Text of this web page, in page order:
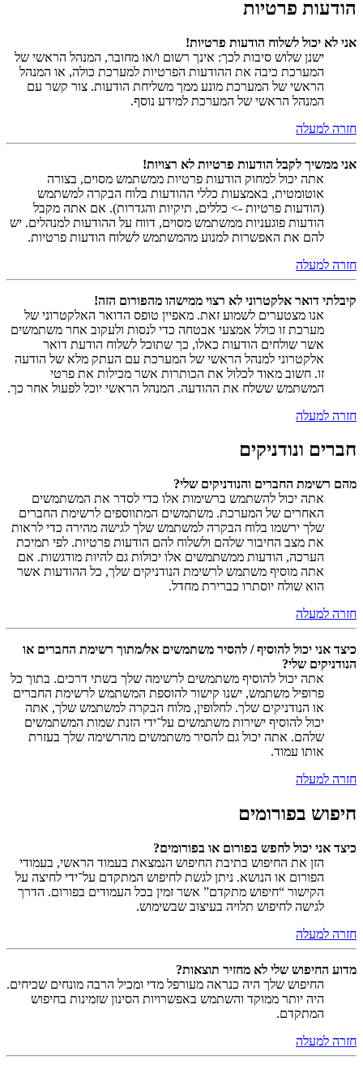
הודעות פרטיות
אני לא יכול לשלוח הודעות פרטיות!
ישנן שלוש סיבות לכך: אינך רשום ו/או מחובר, המנהל הראשי של
המערכת כיבה את ההודעות הפרטיות למערכת כולה, או המנהל
הראשי של המערכת מונע ממך משליחת הודעות. צור קשר עם
המנהל הראשי של המערכת למידע נוסף.
חזרה למעלה
אני ממשיך לקבל הודעות פרטיות לא רצויות!
אתה יכול למחוק הודעות פרטיות ממשתמש מסוים, בצורה
אוטומטית, באמצעות כללי ההודעות בלוח הבקרה למשתמש
(הודעות פרטיות -> כללים, תיקיות והגדרות). אם אתה מקבל
הודעות פוגעניות ממשתמש מסוים, דווח על ההודעות למנהלים. יש
להם את האפשרות למנוע מהמשתמש לשלוח הודעות פרטיות.
חזרה למעלה
קיבלתי דואר אלקטרוני לא רצוי ממישהו מהפורום הזה!
אנו מצטערים לשמוע זאת. מאפיין טופס הדואר האלקטרוני של
מערכת זו כולל אמצעי אבטחה כדי לנסות ולעקוב אחר משתמשים
אשר שולחים הודעות כאלו, כך שתוכל לשלוח הודעת דואר
אלקטרוני למנהל הראשי של המערכת עם העתק מלא של הודעה
זו. חשוב מאוד לכלול את הכותרות אשר מכילות את פרטי
המשתמש ששלח את ההודעה. המנהל הראשי יוכל לפעול אחר כך.
חזרה למעלה
חברים ונודניקים
מהם רשימת החברים והנודניקים שלי?
אתה יכול להשתמש ברשימות אלו כדי לסדר את המשתמשים
האחרים של המערכת. משתמשים המתווספים לרשימת החברים
שלך ירשמו בלוח הבקרה למשתמש שלך לגישה מהירה כדי לראות
את מצב החיבור שלהם ולשלוח להם הודעות פרטיות. לפי תמיכת
הערכה, הודעות ממשתמשים אלו יכולות גם להיות מודגשות. אם
אתה מוסיף משתמש לרשימת הנודניקים שלך, כל ההודעות אשר
הוא שולח יוסתרו כברירת מחדל.
חזרה למעלה
כיצד אני יכול להוסיף / להסיר משתמשים אל/מתוך רשימת החברים או
הנודניקים שלי?
אתה יכול להוסיף משתמשים לרשימה שלך בשתי דרכים. בתוך כל
פרופיל משתמש, ישנו קישור להוספת המשתמש לרשימת החברים
או הנודניקים שלך. לחלופין, מלוח הבקרה למשתמש שלך, אתה
יכול להוסיף ישירות משתמשים על־ידי הזנת שמות המשתמשים
שלהם. אתה יכול גם להסיר משתמשים מהרשימה שלך בעזרת
אותו עמוד.
חזרה למעלה
חיפוש בפורומים
כיצד אני יכול לחפש בפורום או בפורומים?
הזן את החיפוש בתיבת החיפוש הנמצאת בעמוד הראשי, בעמודי
הפורום או הנושא. ניתן לגשת לחיפוש המתקדם על־ידי לחיצה על
הקישור “חיפוש מתקדם” אשר זמין בכל העמודים בפורום. הדרך
לגישה לחיפוש תלויה בעיצוב שבשימוש.
חזרה למעלה
מדוע החיפוש שלי לא מחזיר תוצאות?
החיפוש שלך היה כנראה מעורפל מדי ומכיל הרבה מונחים שכיחים.
היה יותר ממוקד והשתמש באפשרויות הסינון שזמינות בחיפוש
המתקדם.
חזרה למעלה